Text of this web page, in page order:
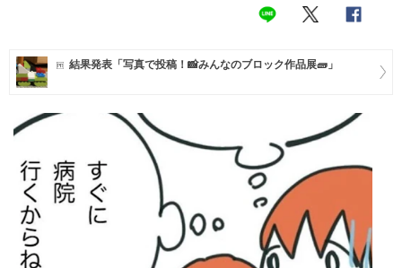
トレンド・イベント
結果発表「写真で投稿！📸みんなのブロック作品展🧱」